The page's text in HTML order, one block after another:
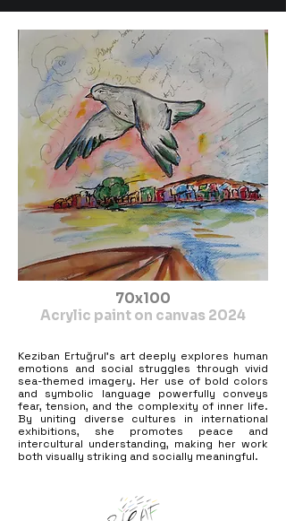
power of art. She held two solo
exhibitions and curated two international
symposiums. In addition, she
curated many international exhibitions, bringing
together artists from
different cultures. Her works have been featured
in numerous international
group exhibitions across various countries. Her
art often focuses on the sea
theme to reflect the complexity of human inner
life and social issues.
Concepts such as fear, confusion, emotional
intensity, tension, and the
struggle for existence are expressed through
symbolic language and color
sensitivity. She uses bold and vibrant colors to
enhance emotional impact. As
an artist who believes in universal peace, she
aims to strengthen intercultural
term, she was selected as a
World Peace Ambassador for Culture and Art
70x100
Acrylic paint on canvas 2024
Keziban Ertuğrul’s art deeply explores human
emotions and social struggles through vivid
sea-themed imagery. Her use of bold colors
and symbolic language powerfully conveys
fear, tension, and the complexity of inner life.
By uniting diverse cultures in international
exhibitions, she promotes peace and
intercultural understanding, making her work
both visually striking and socially meaningful.